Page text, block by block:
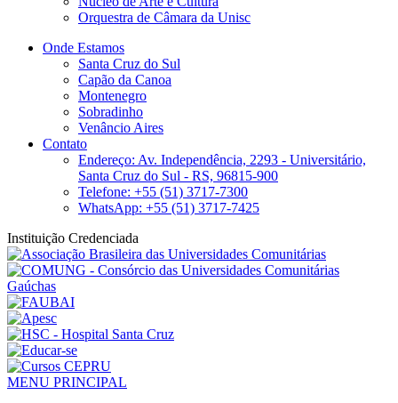
Orquestra de Câmara da Unisc
Onde Estamos
Santa Cruz do Sul
Capão da Canoa
Montenegro
Sobradinho
Venâncio Aires
Contato
Endereço: Av. Independência, 2293 - Universitário,
Santa Cruz do Sul - RS, 96815-900
Telefone: +55 (51) 3717-7300
WhatsApp: +55 (51) 3717-7425
Instituição Credenciada
MENU PRINCIPAL